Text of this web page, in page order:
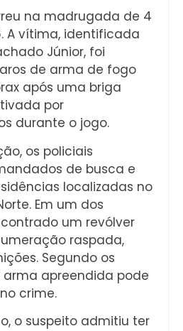
na madrugada de 4
A vítima, identificada
Júnior, foi
de arma de fogo
após uma briga
por
durante o jogo.
os policiais
de busca e
localizadas no
Em um dos
um revólver
raspada,
Segundo os
arma apreendida pode
crime.
o suspeito admitiu ter